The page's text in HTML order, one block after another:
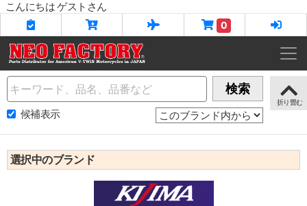
こんにちは ゲストさん
0
Name 検索
候補表示
選択中のブランド